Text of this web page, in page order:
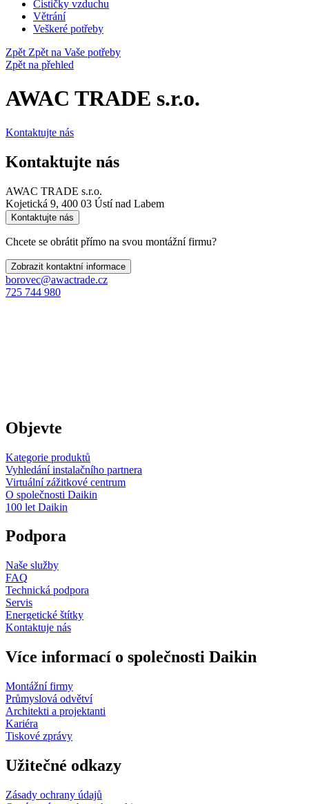
Čističky vzduchu
Větrání
Veškeré potřeby
Zpět Zpět na Vaše potřeby
Zpět na přehled
AWAC TRADE s.r.o.
Kontaktujte nás
Kontaktujte nás
AWAC TRADE s.r.o.
Kojetická 9, 400 03 Ústí nad Labem
Kontaktujte nás
Chcete se obrátit přímo na svou montážní firmu?
Zobrazit kontaktní informace
borovec@awactrade.cz
725 744 980
Objevte
Kategorie produktů
Vyhledání instalačního partnera
Virtuální zážitkové centrum
O společnosti Daikin
100 let Daikin
Podpora
Naše služby
FAQ
Technická podpora
Servis
Energetické štítky
Kontaktuje nás
Více informací o společnosti Daikin
Montážní firmy
Průmyslová odvětví
Architekti a projektanti
Kariéra
Tiskové zprávy
Užitečné odkazy
Zásady ochrany údajů